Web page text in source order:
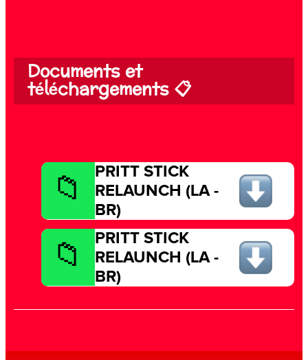
Documents et
téléchargements 📋
PRITT STICK
RELAUNCH (LA -
BR)
PRITT STICK
RELAUNCH (LA -
BR)